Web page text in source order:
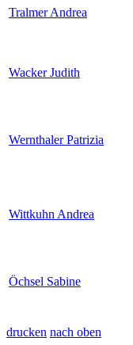
Tralmer Andrea
Wacker Judith
Wernthaler Patrizia
Wittkuhn Andrea
Öchsel Sabine
drucken nach oben